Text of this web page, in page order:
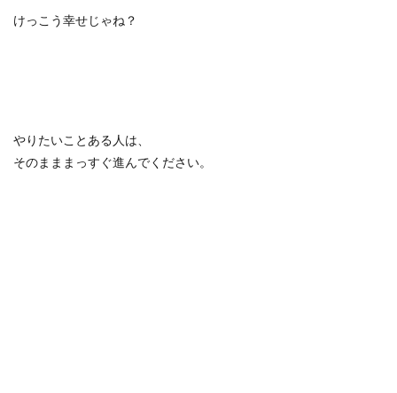
けっこう幸せじゃね？
やりたいことある人は、
そのまままっすぐ進んでください。